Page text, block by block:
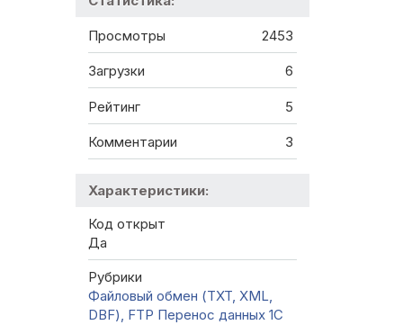
Просмотры 2453
Загрузки 6
Рейтинг 5
Комментарии 3
Характеристики:
Код открыт
Да
Рубрики
Файловый обмен (TXT, XML,
DBF), FTP Перенос данных 1C